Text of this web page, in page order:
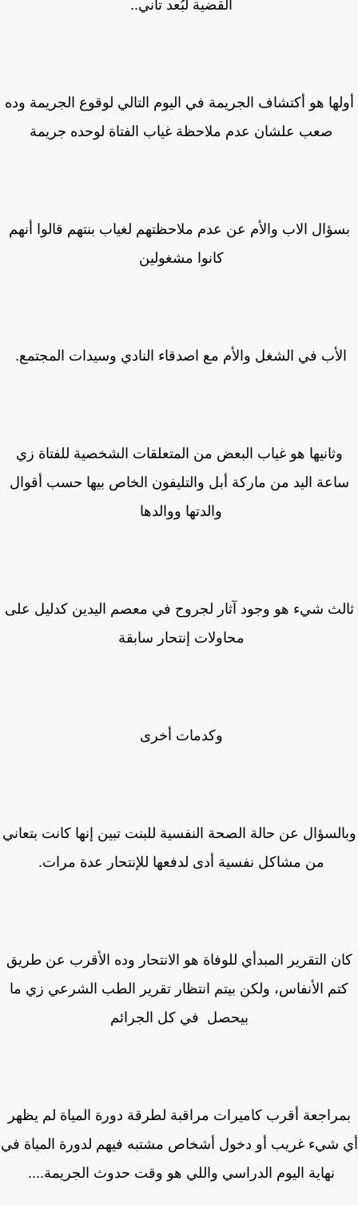
القضية لبُعد تاني..
هو أكتشاف الجريمة في اليوم التالي لوقوع الجريمة وده
صعب علشان عدم ملاحظة غياب الفتاة لوحده جريمة
الاب والأم عن عدم ملاحظتهم لغياب بنتهم قالوا أنهم
كانوا مشغولين
في الشغل والأم مع اصدقاء النادي وسيدات المجتمع.
وثانيها هو غياب البعض من المتعلقات الشخصية للفتاة زي
اليد من ماركة أبل والتليفون الخاص بيها حسب أقوال
والدتها ووالدها
شيء هو وجود آثار لجروح في معصم اليدين كدليل على
محاولات إنتحار سابقة
وكدمات أخرى
عن حالة الصحة النفسية للبنت تبين إنها كانت بتعاني
من مشاكل نفسية أدى لدفعها للإنتحار عدة مرات.
التقرير المبدأي للوفاة هو الانتحار وده الأقرب عن طريق
الأنفاس، ولكن بيتم انتظار تقرير الطب الشرعي زي ما
بيحصل في كل الجرائم
أقرب كاميرات مراقبة لطرقة دورة المياة لم يظهر
شيء غريب أو دخول أشخاص مشتبه فيهم لدورة المياة في
نهاية اليوم الدراسي واللي هو وقت حدوث الجريمة....